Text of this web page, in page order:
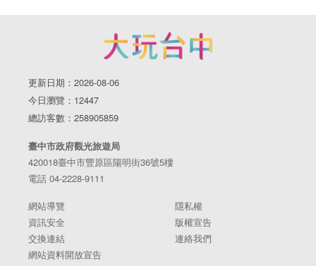
更新日期：2026-08-06
今日瀏覽：12447
總訪客數：258905859
臺中市政府觀光旅遊局
420018臺中市豐原區陽明街36號5樓
電話 04-2228-9111
網站導覽
隱私權
資訊安全
版權宣告
交換連結
連絡我們
網站資料開放宣告